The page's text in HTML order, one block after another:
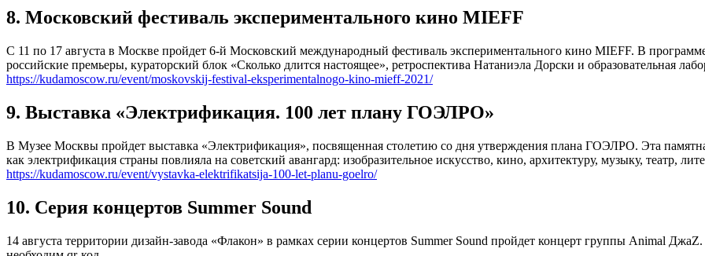
8. Московский фестиваль экспериментального кино MIEFF
С 11 по 17 августа в Москве пройдет 6-й Московский международный фестиваль экспериментального кино MIEFF. В
российские премьеры, кураторский блок «Сколько длится настоящее», ретроспектива Натаниэла Дорски и образовательная
https://kudamoscow.ru/event/moskovskij-festival-eksperimentalnogo-kino-mieff-2021/
9. Выставка «Электрификация. 100 лет плану ГОЭЛРО»
В Музее Москвы пройдет выставка «Электрификация», посвященная столетию со дня утверждения плана ГОЭЛРО. Эта
как электрификация страны повлияла на советский авангард: изобразительное искусство, кино, архитектуру, музыку, театр,
https://kudamoscow.ru/event/vystavka-elektrifikatsija-100-let-planu-goelro/
10. Серия концертов Summer Sound
14 августа территории дизайн-завода «Флакон» в рамках серии концертов Summer Sound пройдет концерт группы Animal